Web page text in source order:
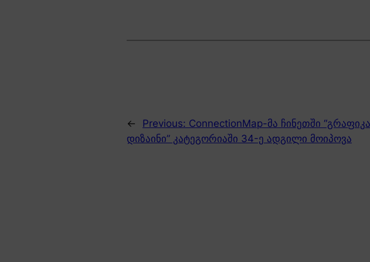
← Previous: ConnectionMap-მა ჩინეთში
დიზაინი” კატეგორიაში 34-ე ადგილი მოიპოვა